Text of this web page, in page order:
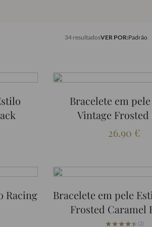
34 resultadosVER POR:
Bracelete em
Vintage Frosted
26.90 €
Racing
Bracelete em pele
Frosted Caramel
★★★★★
★★★★★ (2)